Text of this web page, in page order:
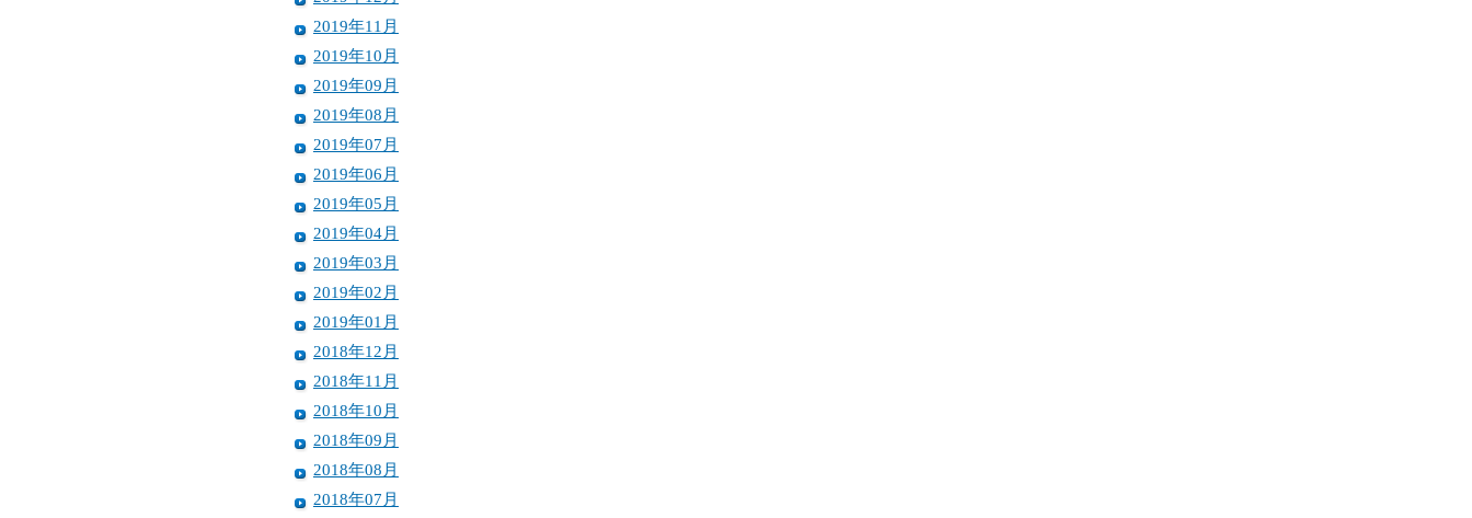
2019年11月
2019年10月
2019年09月
2019年08月
2019年07月
2019年06月
2019年05月
2019年04月
2019年03月
2019年02月
2019年01月
2018年12月
2018年11月
2018年10月
2018年09月
2018年08月
2018年07月